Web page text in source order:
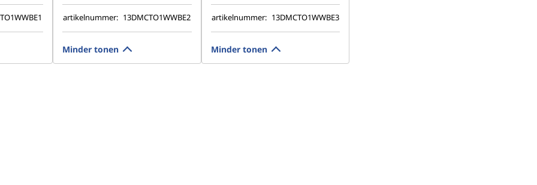
artikelnummer: 13DMCTO1WWBE2
Minder tonen
artikelnummer: 13DMCTO1WWBE3
Minder tonen